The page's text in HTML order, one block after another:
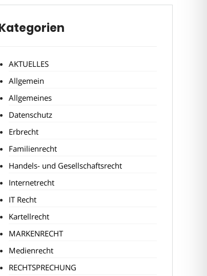
AKTUELLES
Allgemein
Allgemeines
Datenschutz
Erbrecht
Familienrecht
Handels- und Gesellschaftsrecht
Internetrecht
IT Recht
Kartellrecht
MARKENRECHT
Medienrecht
RECHTSPRECHUNG